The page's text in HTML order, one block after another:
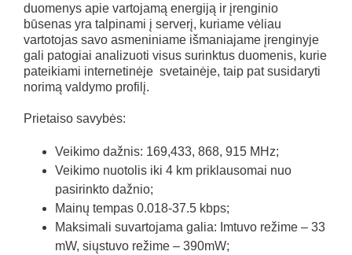
duomenys apie vartojamą energiją ir įrenginio
būsenas yra talpinami į serverį, kuriame vėliau
vartotojas savo asmeniniame išmaniajame įrenginyje
gali patogiai analizuoti visus surinktus duomenis, kurie
pateikiami internetinėje svetainėje, taip pat susidaryti
norimą valdymo profilį.
Prietaiso savybės:
Veikimo dažnis: 169,433, 868, 915 MHz;
Veikimo nuotolis iki 4 km priklausomai nuo
pasirinkto dažnio;
Mainų tempas 0.018-37.5 kbps;
Maksimali suvartojama galia: Imtuvo režime – 33
mW, siųstuvo režime – 390mW;